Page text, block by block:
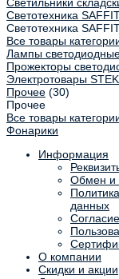
Светильники
Светотехника
Светотехника
Все товары
Лампы
Прожекторы
Электротовары
Прочее (30)
Прочее
Все товары
Фонарики
Информация
Обмен и
данных
О компании
Скидки и акции